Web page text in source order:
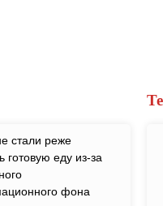
стали реже
готовую еду из-за
фона